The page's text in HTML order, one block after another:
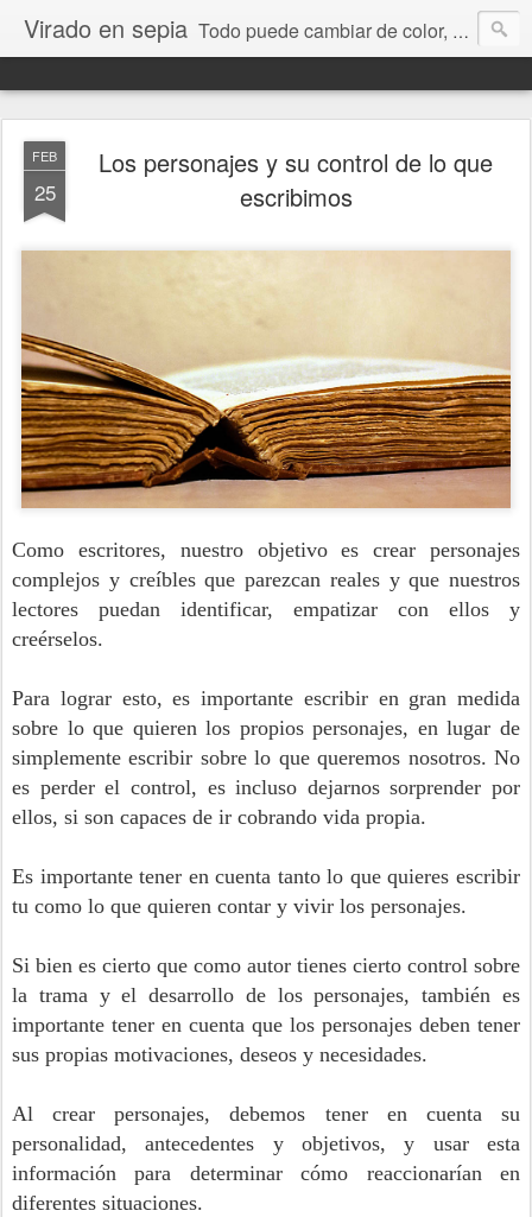
Virado en sepia Todo puede cambiar de color, depende de nosotros y de nuestra capacidad para aprender a mirar. Hablamos de sociedad, economía, empresa, política, RRHH, formación. De Historia reciente, de educación y de temas sociales.
FEB
25
Los personajes y su control de lo que
escribimos
Como escritores, nuestro objetivo es crear personajes
complejos y creíbles que parezcan reales y que nuestros
lectores puedan identificar, empatizar con ellos y
creérselos.
Para lograr esto, es importante escribir en gran medida
sobre lo que quieren los propios personajes, en lugar de
simplemente escribir sobre lo que queremos nosotros. No
es perder el control, es incluso dejarnos sorprender por
ellos, si son capaces de ir cobrando vida propia.
Es importante tener en cuenta tanto lo que quieres escribir
tu como lo que quieren contar y vivir los personajes.
Si bien es cierto que como autor tienes cierto control sobre
la trama y el desarrollo de los personajes, también es
importante tener en cuenta que los personajes deben tener
sus propias motivaciones, deseos y necesidades.
Al crear personajes, debemos tener en cuenta su
personalidad, antecedentes y objetivos, y usar esta
información para determinar cómo reaccionarían en
diferentes situaciones.